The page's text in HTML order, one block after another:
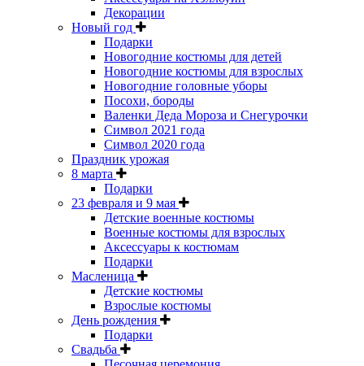
Декорации
Новый год
Подарки
Новогодние костюмы для детей
Новогодние костюмы для взрослых
Новогодние головные уборы
Посохи, бороды
Валенки Деда Мороза и Снегурочки
Символ 2021 года
Символ 2020 года
Праздник урожая
8 марта
Подарки
23 февраля и 9 мая
Детские военные костюмы
Военные костюмы для взрослых
Аксессуары к костюмам
Подарки
Масленица
Детские костюмы
Взрослые костюмы
День рождения
Подарки
Свадьба